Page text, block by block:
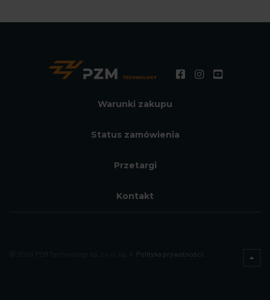
Warunki zakupu
Status zamówienia
Przetargi
Kontakt
Polityka prywatności.